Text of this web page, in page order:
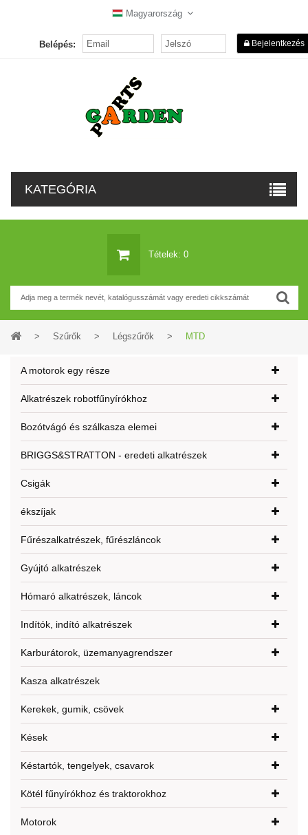
Magyarország
Belépés: Bejelentkezés
KATEGÓRIA
Tételek: 0
> Szűrők > Légszűrők > MTD
A motorok egy része
Alkatrészek robotfűnyírókhoz
Bozótvágó és szálkasza elemei
BRIGGS&STRATTON - eredeti alkatrészek
Csigák
ékszíjak
Fűrészalkatrészek, fűrészláncok
Gyújtó alkatrészek
Hómaró alkatrészek, láncok
Indítók, indító alkatrészek
Karburátorok, üzemanyagrendszer
Kasza alkatrészek
Kerekek, gumik, csövek
Kések
Késtartók, tengelyek, csavarok
Kötél fűnyírókhoz és traktorokhoz
Motorok